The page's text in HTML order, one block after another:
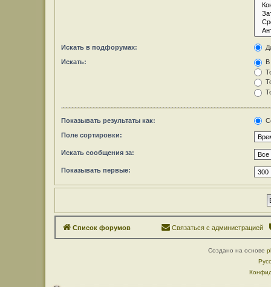
Искать в подфорумах:
Искать:
В
Показывать результаты как:
Поле сортировки:
Искать сообщения за:
Показывать первые:
Список форумов Связаться с администрацией
Создано на основе